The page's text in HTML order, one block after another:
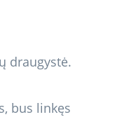
draugystė.
bus linkęs